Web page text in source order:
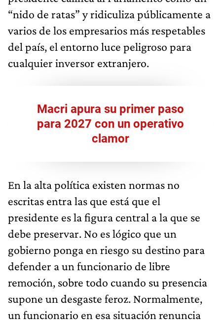
“nido de ratas” y ridiculiza públicamente a
varios de los empresarios más respetables
del país, el entorno luce peligroso para
cualquier inversor extranjero.
Macri apura su primer paso
para 2027 con un operativo
clamor
En la alta política existen normas no
escritas entra las que está que el
presidente es la figura central a la que se
debe preservar. No es lógico que un
gobierno ponga en riesgo su destino para
defender a un funcionario de libre
remoción, sobre todo cuando su presencia
supone un desgaste feroz. Normalmente,
un funcionario en esa situación renuncia